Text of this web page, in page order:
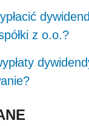
z o.o.?